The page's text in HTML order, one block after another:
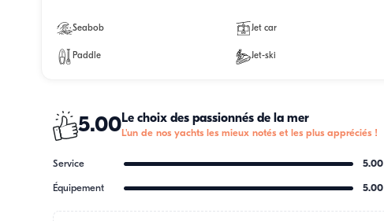
Seabob Jet car
Paddle Jet-ski
5.00Le choix des passionnés de la mer
L'un de nos yachts les mieux notés et les plus appréciés !
Service 5.00
Équipement 5.00